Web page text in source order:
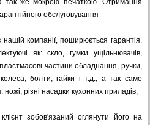
так же мокрою печаткою. Отримання
обслуговування
компанії, поширюється гарантія.
як: скло, гумки ущільнювачів,
частини обладнання, ручки,
болти, гайки і т.д., а так само
різні насадки кухонних приладів;
зобов'язаний оглянути його на